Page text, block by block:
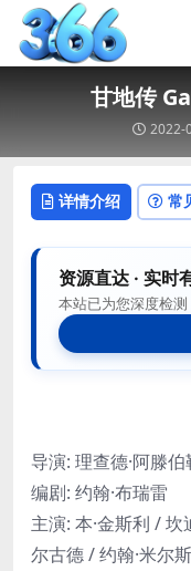
甘地传
2022-
详情介绍 常
资源直达 · 实时
本站已为您深度检
导演: 理查德·阿滕伯
编剧: 约翰·布瑞雷
主演: 本·金斯利 / 坎
尔古德 / 约翰·米尔